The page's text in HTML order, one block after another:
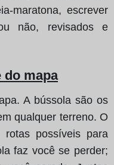
maratona, escrever
não, revisados e
do mapa
A bússola são os
qualquer terreno. O
possíveis para
faz você se perder;